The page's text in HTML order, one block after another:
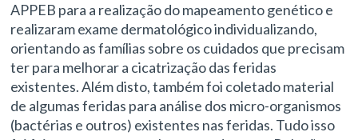
APPEB para a realização do mapeamento genético e
realizaram exame dermatológico individualizando,
orientando as famílias sobre os cuidados que precisam
ter para melhorar a cicatrização das feridas
existentes. Além disto, também foi coletado material
de algumas feridas para análise dos micro-organismos
(bactérias e outros) existentes nas feridas. Tudo isso